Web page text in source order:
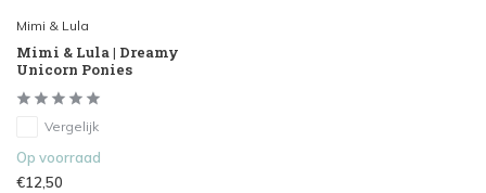
Mimi & Lula
Mimi & Lula | Dreamy
Unicorn Ponies
Vergelijk
Op voorraad
€12,50